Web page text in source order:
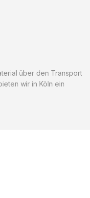
über den Transport
wir in Köln ein